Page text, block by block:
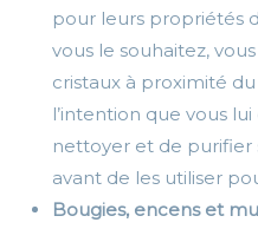
pour leurs propriétés
vous le souhaitez,
cristaux à proximité
l’intention que vous
nettoyer et de purifier
avant de les utiliser
Bougies, encens et